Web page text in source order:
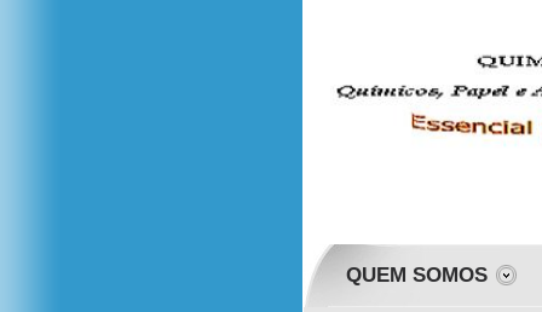
QUEM SOMOS